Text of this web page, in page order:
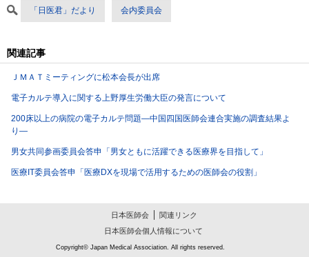
「日医君」だより 会内委員会
関連記事
ＪＭＡＴミーティングに松本会長が出席
電子カルテ導入に関する上野厚生労働大臣の発言について
200床以上の病院の電子カルテ問題―中国四国医師会連合実施の調査結果よ
り―
男女共同参画委員会答申「男女ともに活躍できる医療界を目指して」
医療IT委員会答申「医療DXを現場で活用するための医師会の役割」
日本医師会
関連リンク
日本医師会個人情報について
Copyright© Japan Medical Association. All rights reserved.